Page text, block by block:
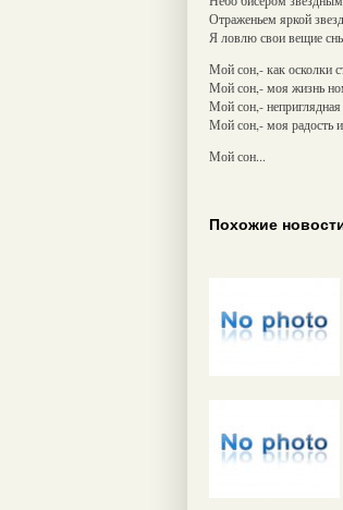
Отраженьем яркой
Я ловлю свои вещие
Мой сон,- как осколки
Мой сон,- моя жизнь
Мой сон,- неприглядная
Мой сон,- моя радость
Мой сон...
Похожие